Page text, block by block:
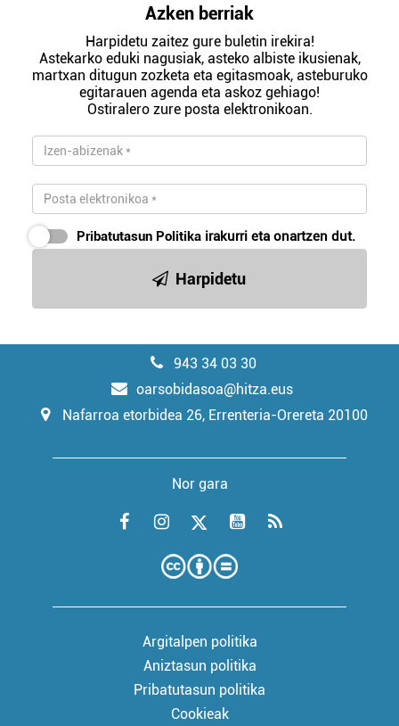
Azken berriak
Harpidetu zaitez gure buletin irekira!
Astekarko eduki nagusiak, asteko albiste ikusienak,
martxan ditugun zozketa eta egitasmoak, asteburuko
egitarauen agenda eta askoz gehiago!
Ostiralero zure posta elektronikoan.
Pribatutasun Politika irakurri eta onartzen dut.
Harpidetu
943 34 03 30
oarsobidasoa@hitza.eus
Nafarroa etorbidea 26, Errenteria-Orereta 20100
Nor gara
Argitalpen politika
Aniztasun politika
Pribatutasun politika
Cookieak